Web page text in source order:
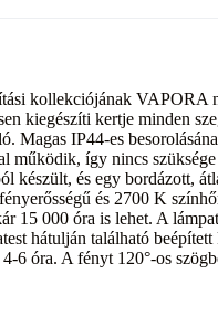
kollekciójának VAPORA
kiegészíti kertje minden
Magas IP44-es
működik, így nincs
készült, és egy bordázott,
és 2700 K
15 000 óra is lehet. A
hátulján található
6 óra. A fényt 120°-os